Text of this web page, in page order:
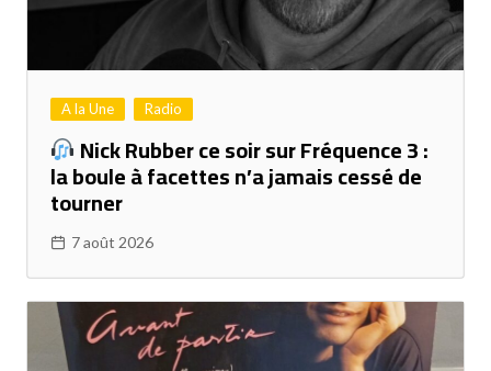
A la Une Radio
Nick Rubber ce soir sur Fréquence 3 :
la boule à facettes n’a jamais cessé de
tourner
7 août 2026